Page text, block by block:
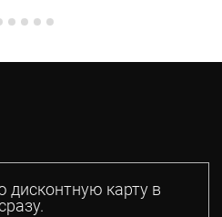
дисконтную карту в